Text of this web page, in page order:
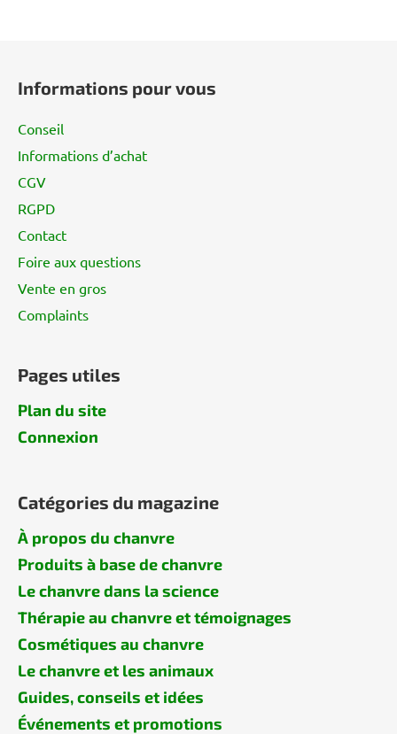
Informations pour vous
Conseil
Informations d’achat
CGV
RGPD
Contact
Foire aux questions
Vente en gros
Complaints
Pages utiles
Plan du site
Connexion
Catégories du magazine
À propos du chanvre
Produits à base de chanvre
Le chanvre dans la science
Thérapie au chanvre et témoignages
Cosmétiques au chanvre
Le chanvre et les animaux
Guides, conseils et idées
Événements et promotions